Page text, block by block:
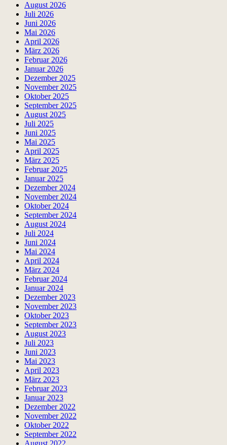
August 2026
Juli 2026
Juni 2026
Mai 2026
April 2026
März 2026
Februar 2026
Januar 2026
Dezember 2025
November 2025
Oktober 2025
September 2025
August 2025
Juli 2025
Juni 2025
Mai 2025
April 2025
März 2025
Februar 2025
Januar 2025
Dezember 2024
November 2024
Oktober 2024
September 2024
August 2024
Juli 2024
Juni 2024
Mai 2024
April 2024
März 2024
Februar 2024
Januar 2024
Dezember 2023
November 2023
Oktober 2023
September 2023
August 2023
Juli 2023
Juni 2023
Mai 2023
April 2023
März 2023
Februar 2023
Januar 2023
Dezember 2022
November 2022
Oktober 2022
September 2022